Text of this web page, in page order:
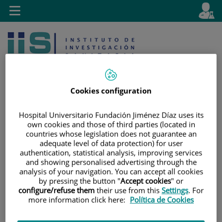
Saltar al contenido
activo
es
Buscar
Toggle
navigation
Cookies configuration
Hospital Universitario Fundación Jiménez Díaz uses its
own cookies and those of third parties (located in
countries whose legislation does not guarantee an
adequate level of data protection) for user
authentication, statistical analysis, improving services
and showing personalised advertising through the
analysis of your navigation. You can accept all cookies
by pressing the button "Accept cookies" or
configure/refuse them their use from this Settings. For
more information click here: Política de Cookies